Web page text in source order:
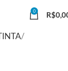
0 R$